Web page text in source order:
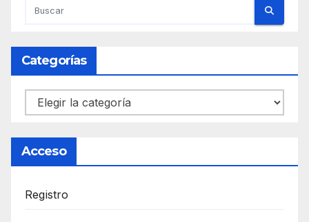
Categorías
Categorías
Acceso
Registro